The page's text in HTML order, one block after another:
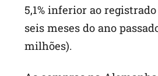
5,1% inferior ao
seis meses do ano
milhões).